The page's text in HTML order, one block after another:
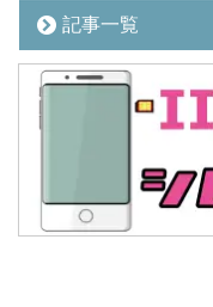
記事一覧